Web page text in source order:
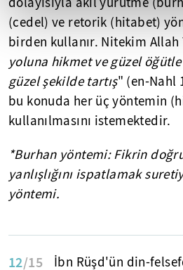
(cedel) ve retorik (hitabet)
birden kullanır. Nitekim Allah
yoluna hikmet ve güzel
güzel şekilde tartış" (en-Nahl
bu konuda her üç yöntemin
kullanılmasını istemektedir.
*Burhan yöntemi: Fikrin
yanlışlığını ispatlamak
yöntemi.
12/15 İbn Rüşd'ün din-